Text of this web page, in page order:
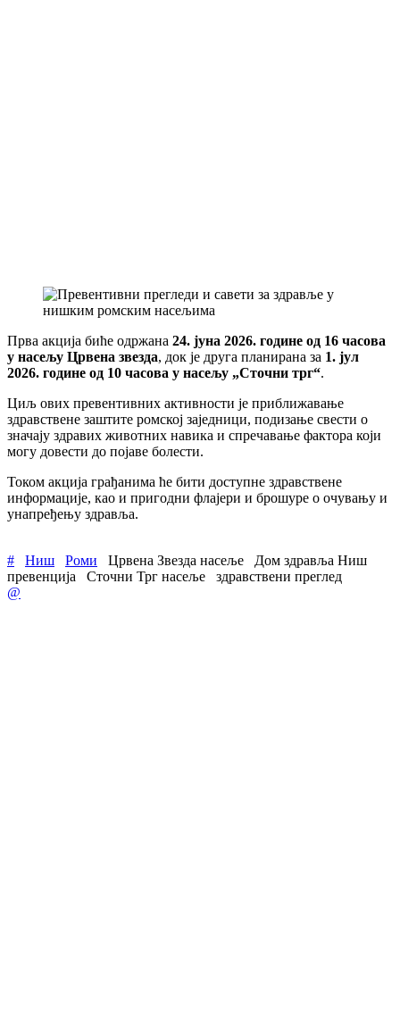
Прва акција биће одржана 24. јуна 2026. године од 16 часова
у насељу Црвена звезда, док је друга планирана за 1. јул
2026. године од 10 часова у насељу „Сточни трг“.
Циљ ових превентивних активности је приближавање
здравствене заштите ромској заједници, подизање свести о
значају здравих животних навика и спречавање фактора који
могу довести до појаве болести.
Током акција грађанима ће бити доступне здравствене
информације, као и пригодни флајери и брошуре о очувању и
унапређењу здравља.
# Ниш Роми Црвена Звезда насеље
Дом здравља Ниш
превенција
Сточни Трг насеље
здравствени преглед
@